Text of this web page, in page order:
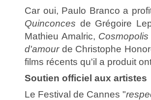
Car oui, Paulo Branco a
Quinconces de Grégoire
Mathieu Amalric, Cosmopolis
d'amour de Christophe
films récents qu'il a produit
Soutien officiel aux artistes
Le Festival de Cannes "